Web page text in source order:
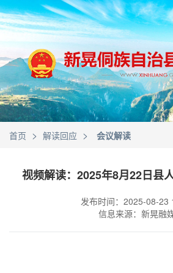
首页 > 解读回应 > 会议解读
视频解读：2025年8月22日县
发布时间：2025-08-23
信息来源：新晃融